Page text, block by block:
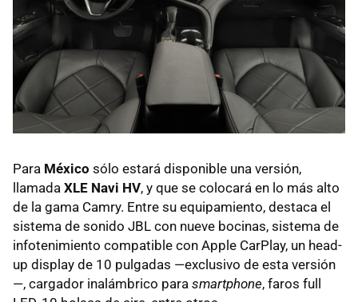
Para México sólo estará disponible una versión,
llamada XLE Navi HV, y que se colocará en lo más alto
de la gama Camry. Entre su equipamiento, destaca el
sistema de sonido JBL con nueve bocinas, sistema de
infotenimiento compatible con Apple CarPlay, un head-
up display de 10 pulgadas —exclusivo de esta versión
—, cargador inalámbrico para smartphone, faros full